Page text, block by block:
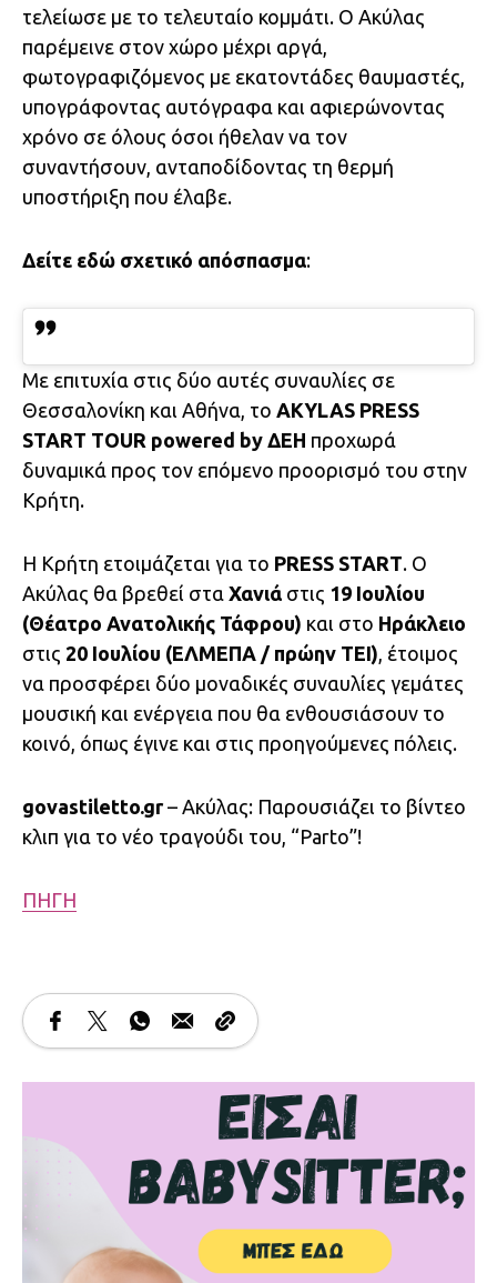
τελείωσε με το τελευταίο κομμάτι. Ο Ακύλας
παρέμεινε στον χώρο μέχρι αργά,
φωτογραφιζόμενος με εκατοντάδες θαυμαστές,
υπογράφοντας αυτόγραφα και αφιερώνοντας
χρόνο σε όλους όσοι ήθελαν να τον
συναντήσουν, ανταποδίδοντας τη θερμή
υποστήριξη που έλαβε.
Δείτε εδώ σχετικό απόσπασμα:
Με επιτυχία στις δύο αυτές συναυλίες σε
Θεσσαλονίκη και Αθήνα, το AKYLAS PRESS
START TOUR powered by ΔΕΗ προχωρά
δυναμικά προς τον επόμενο προορισμό του στην
Κρήτη.
Η Κρήτη ετοιμάζεται για το PRESS START. Ο
Ακύλας θα βρεθεί στα Χανιά στις 19 Ιουλίου
(Θέατρο Ανατολικής Τάφρου) και στο Ηράκλειο
στις 20 Ιουλίου (ΕΛΜΕΠΑ / πρώην ΤΕΙ), έτοιμος
να προσφέρει δύο μοναδικές συναυλίες γεμάτες
μουσική και ενέργεια που θα ενθουσιάσουν το
κοινό, όπως έγινε και στις προηγούμενες πόλεις.
govastiletto.gr– Ακύλας: Παρουσιάζει το βίντεο
κλιπ για το νέο τραγούδι του, “Parto”!
ΠΗΓΗ